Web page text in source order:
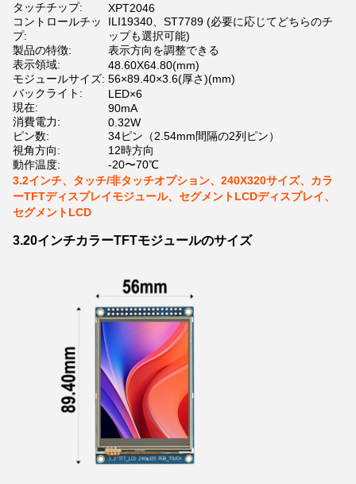
タッチチップ:
XPT2046
コントロールチッ
プ:
ILI19340、ST7789 (必要に応じてどちらのチ
ップも選択可能)
製品の特徴:
表示方向を調整できる
表示領域:
48.60X64.80(mm)
モジュールサイズ: 56×89.40×3.6(厚さ)(mm)
バックライト:
LED×6
現在:
90mA
消費電力:
0.32W
ピン数:
34ピン（2.54mm間隔の2列ピン）
視角方向:
12時方向
動作温度:
-20〜70℃
3.2インチ、タッチ/非タッチオプション、240X320サイズ、カラ
ーTFTディスプレイモジュール、セグメントLCDディスプレイ、
セグメントLCD
3.20インチカラーTFTモジュールのサイズ